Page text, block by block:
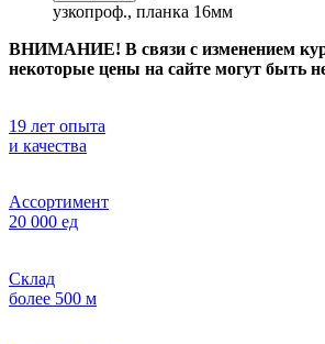
узкопроф., планка 16мм
ВНИМАНИЕ! В связи с изменением
некоторые цены на сайте могут быть
19 лет опыта
и качества
Ассортимент
20 000 ед
Склад
более 500 м